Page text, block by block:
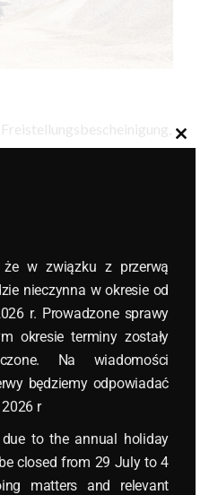
Freistellungsbescheinigung
budowlane w Niemczech,
czerwca 2026 r.
że w związku z przerwą
nieczynna w okresie od
r. Prowadzone sprawy
okresie terminy zostały
Na wiadomości
będziemy odpowiadać
r
to the annual holiday
closed from 29 July to 4
matters and relevant